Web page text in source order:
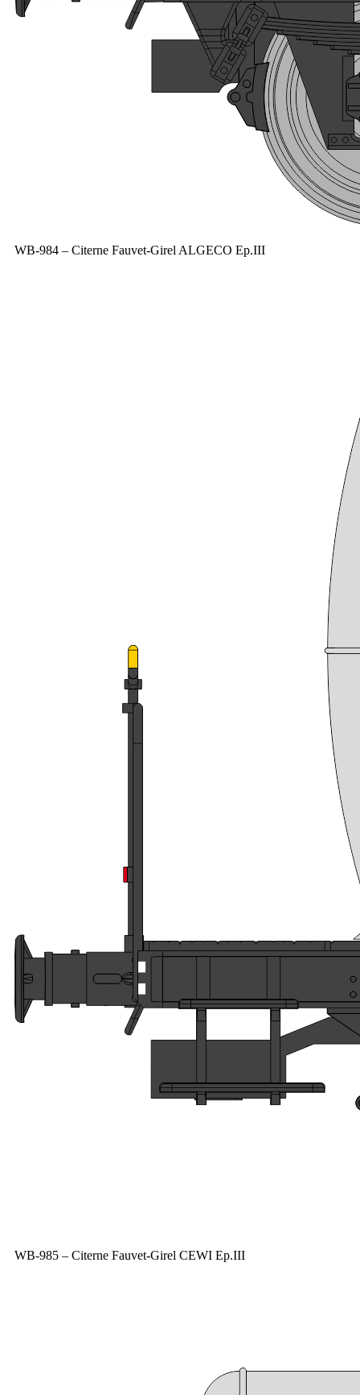
WB-984 – Citerne Fauvet-Girel ALGECO Ep.III
WB-985 – Citerne Fauvet-Girel CEWI Ep.III